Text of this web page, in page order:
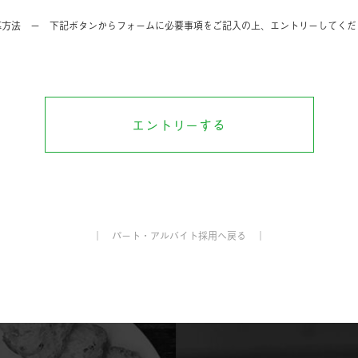
方法 ー 下記ボタンからフォームに必要事項をご記入の上、 エントリーしてく
エントリーする
｜ パート・アルバイト採用へ戻る ｜